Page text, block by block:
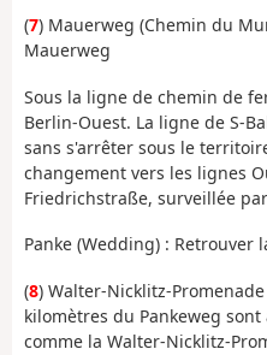
(7) Mauerweg (Chemin du
Mauerweg
Sous la ligne de chemin de
Berlin-Ouest. La ligne de S-
sans s'arrêter sous le
changement vers les lignes
Friedrichstraße, surveillée
Panke (Wedding) : Retrouver
(8) Walter-Nicklitz-Promenade
kilomètres du Pankeweg
comme la Walter-Nicklitz-